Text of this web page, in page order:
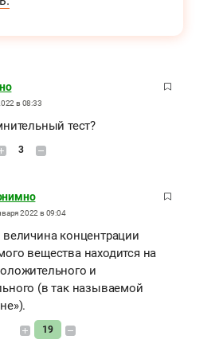
в 08:33
тест?
3
2022 в 09:04
величина концентрации
вещества находится на
и
(в так называемой
19